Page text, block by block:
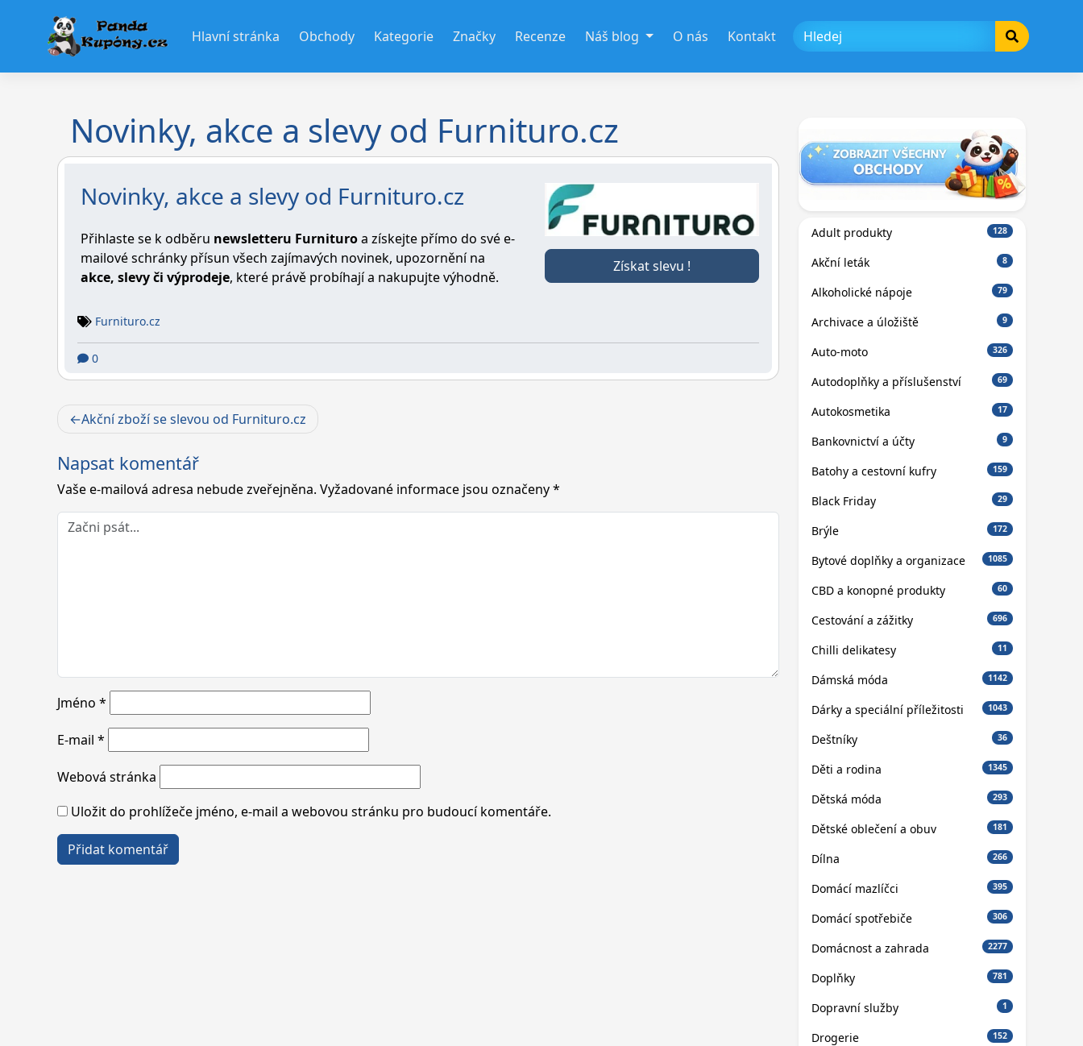
Hlavní stránka Obchody Kategorie Značky Recenze Náš blog O nás Kontakt
Novinky, akce a slevy od Furnituro.cz
Novinky, akce a slevy od Furnituro.cz
Přihlaste se k odběru newsletteru Furnituroa získejte přímo do své e-
mailové schránky přísun všech zajímavých novinek, upozornění na
akce, slevy či výprodeje, které právě probíhají a nakupujte výhodně.
Získat slevu !
Furnituro.cz
0
Navigace
pro
příspěvek
Akční zboží se slevou od Furnituro.cz
Napsat komentář
Vaše e-mailová adresa nebude zveřejněna. Vyžadované informace jsou označeny*
Jméno *
E-mail *
Webová stránka
Uložit do prohlížeče jméno, e-mail a webovou stránku pro budoucí komentáře.
Adult produkty 128
Akční leták 8
Alkoholické nápoje 79
Archivace a úložiště 9
Auto-moto 326
Autodoplňky a příslušenství 69
Autokosmetika 17
Bankovnictví a účty 9
Batohy a cestovní kufry 159
Black Friday 29
Brýle 172
Bytové doplňky a organizace 1085
CBD a konopné produkty 60
Cestování a zážitky 696
Chilli delikatesy 11
Dámská móda 1142
Dárky a speciální příležitosti 1043
Deštníky 36
Děti a rodina 1345
Dětská móda 293
Dětské oblečení a obuv 181
Dílna 266
Domácí mazlíčci 395
Domácí spotřebiče 306
Domácnost a zahrada 2277
Doplňky 781
Dopravní služby 1
Drogerie 152